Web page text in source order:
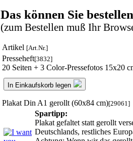
Das können Sie
(zum Bestellen muß Ihr
Artikel [Art.Nr.]
Presseheft[3832]
20 Seiten + 3 Color-Pressefotos 15x20
In Einkaufskorb legen
Plakat Din A1 gerollt (60x84 cm)[29061]
Spartipp:
Plakat gefaltet statt gerollt
Deutschlands, restliches